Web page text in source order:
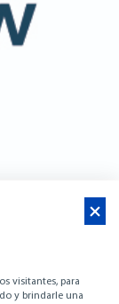
visitantes, para
y brindarle una